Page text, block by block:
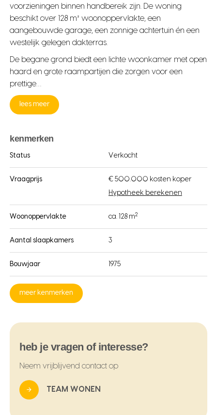
voorzieningen binnen handbereik zijn. De woning
beschikt over 128 m² woonoppervlakte, een
aangebouwde garage, een zonnige achtertuin én een
westelijk gelegen dakterras.
De begane grond biedt een lichte woonkamer met open
haard en grote raampartijen die zorgen voor een
prettige…
lees meer
kenmerken
Status Verkocht
Vraagprijs
€ 500.000 kosten koper
Hypotheek berekenen
Woonoppervlakte ca. 128 m2
Aantal slaapkamers 3
Bouwjaar 1975
meer kenmerken
heb je vragen of interesse?
Neem vrijblijvend contact op
TEAM WONEN